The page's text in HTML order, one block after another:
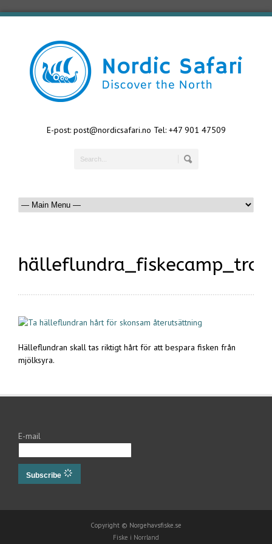
E-post: post@nordicsafari.no Tel: +47 901 47509
Hälleflundran skall tas riktigt hårt för att bespara fisken från
mjölksyra.
E-mail
Subscribe
Copyright © Norgehavsfiske.se
Fiske i Norrland